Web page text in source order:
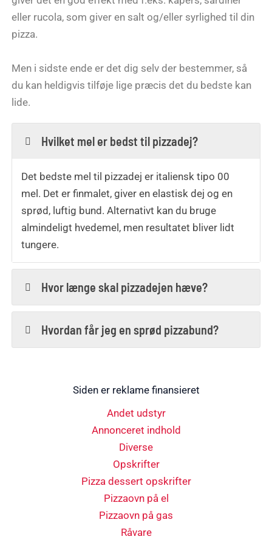
eller rucola, som giver en salt og/eller syrlighed til din
pizza.
Men i sidste ende er det dig selv der bestemmer, så
du kan heldigvis tilføje lige præcis det du bedste kan
lide.
Hvilket mel er bedst til pizzadej?
Det bedste mel til pizzadej er italiensk tipo 00
mel. Det er finmalet, giver en elastisk dej og en
sprød, luftig bund. Alternativt kan du bruge
almindeligt hvedemel, men resultatet bliver lidt
tungere.
Hvor længe skal pizzadejen hæve?
Hvordan får jeg en sprød pizzabund?
Siden er reklame finansieret
Andet udstyr
Annonceret indhold
Diverse
Opskrifter
Pizza dessert opskrifter
Pizzaovn på el
Pizzaovn på gas
Råvare